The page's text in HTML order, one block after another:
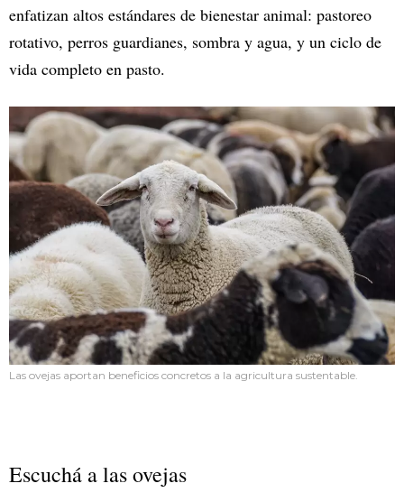
enfatizan altos estándares de bienestar animal: pastoreo
rotativo, perros guardianes, sombra y agua, y un ciclo de
vida completo en pasto.
Las ovejas aportan beneficios concretos a la agricultura sustentable.
Escuchá a las ovejas